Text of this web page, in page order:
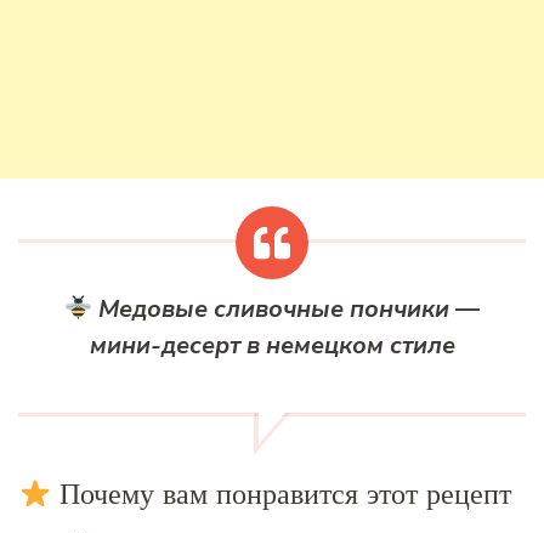
Медовые сливочные пончики —
мини-десерт в немецком стиле
Почему вам понравится этот рецепт